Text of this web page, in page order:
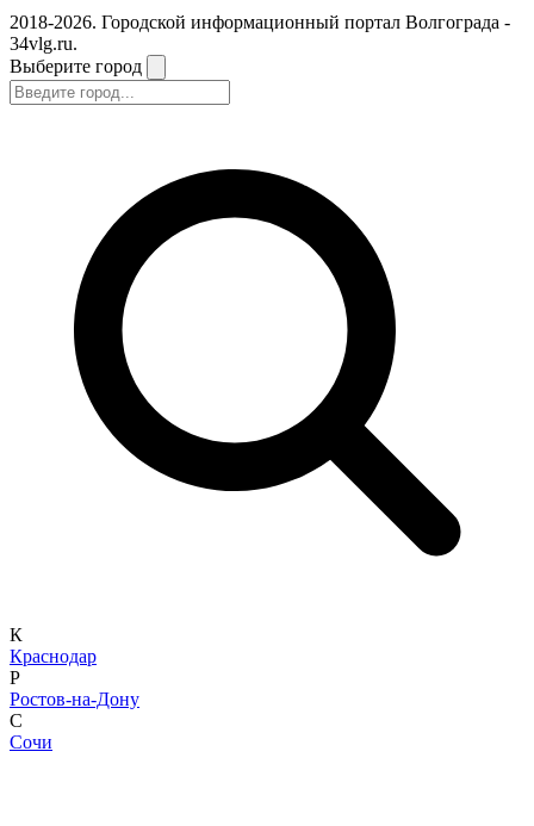
2018-2026. Городской информационный портал Волгограда -
34vlg.ru.
Выберите город
К
Краснодар
Р
Ростов-на-Дону
С
Сочи